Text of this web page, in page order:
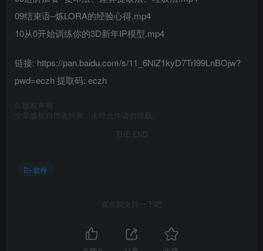
09结束语–炼LORA的经验心得.mp4
10从0开始训练你的3D新年IP模型.mp4
链接: https://pan.baidu.com/s/11_6NlZ1kyD7TrI99LnBOjw?
pwd=eczh 提取码: eczh
版权声明
文章版权归作者所有，未经允许请勿转载。
THE END
软件
喜欢就支持一下吧